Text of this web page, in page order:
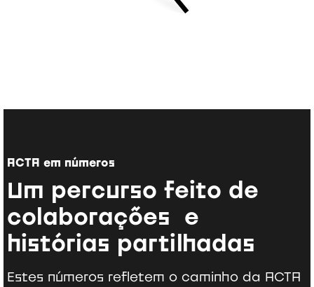
ACTA em números
Um percurso feito de
colaborações e
histórias partilhadas
Estes números refletem o caminho da ACTA